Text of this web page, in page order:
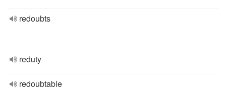
redoubts
reduty
redoubtable